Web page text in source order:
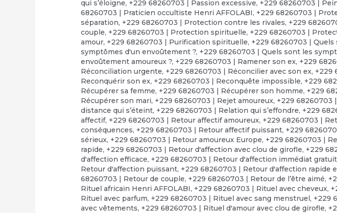
qui s’éloigne, +229 68260703 | Passion excessive, +229 68260703 |
68260703 | Praticien occultiste Henri AFFOLABI, +229 68260703 |
séparation, +229 68260703 | Protection contre les rivales, +229
couple, +229 68260703 | Protection spirituelle, +229 68260703 |
amour, +229 68260703 | Purification spirituelle, +229 68260703 | Quels
symptômes d'un envoûtement ?, +229 68260703 | Quels sont les
envoûtement amoureux ?, +229 68260703 | Ramener son ex, +229
Réconciliation urgente, +229 68260703 | Réconcilier avec son ex, +229
Reconquérir son ex, +229 68260703 | Reconquête impossible, +229
Récupérer sa femme, +229 68260703 | Récupérer son homme, +229
Récupérer son mari, +229 68260703 | Rejet amoureux, +229 68260703
distance qui s’éteint, +229 68260703 | Relation qui s’effondre, +229
affectif, +229 68260703 | Retour affectif amoureux, +229 68260703 |
conséquences, +229 68260703 | Retour affectif puissant, +229
sérieux, +229 68260703 | Retour amoureux Europe, +229 68260703 |
rapide, +229 68260703 | Retour d'affection avec clou de girofle, +229
d'affection efficace, +229 68260703 | Retour d'affection immédiat gratuit
Retour d'affection puissant, +229 68260703 | Retour d'affection rapide
68260703 | Retour de couple, +229 68260703 | Retour de l’être aimé,
Rituel africain Henri AFFOLABI, +229 68260703 | Rituel avec cheveux,
Rituel avec parfum, +229 68260703 | Rituel avec sang menstruel, +229
avec vêtements, +229 68260703 | Rituel d'amour avec clou de girofle,